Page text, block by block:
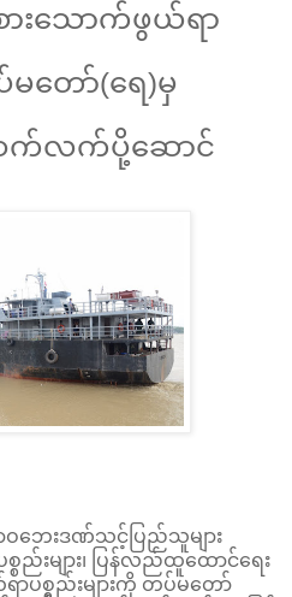
စားသောက်ဖွယ်ရာ
ပ်မတော်(ရေ)မှ
ဆက်လက်ပို့ဆောင်
ဘေးဒဏ်သင့်ပြည်သူများ
များ၊ ပြန်လည်ထူထောင်ရေး
ရာပစ္စည်းများကို တပ်မတော်